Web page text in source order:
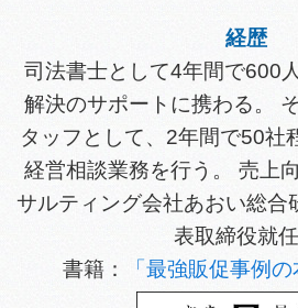
経歴
司法書士として4年間で600
解決のサポートに携わる。
タッフとして、2年間で50社
経営相談業務を行う。 売上
サルティング会社あおい総合
表取締役就任
書籍：
「最強販促事例の